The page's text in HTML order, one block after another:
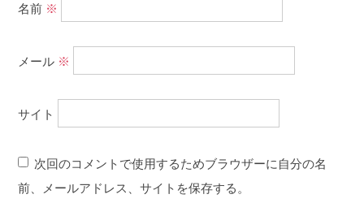
名前 ※
メール ※
サイト
次回のコメントで使用するためブラウザーに自分の名
前、メールアドレス、サイトを保存する。